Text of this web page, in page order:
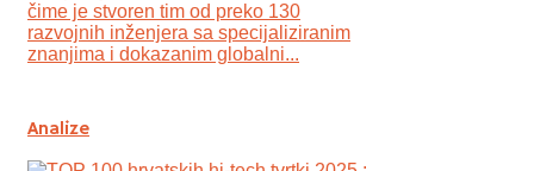
čime je stvoren tim od preko 130
razvojnih inženjera sa specijaliziranim
znanjima i dokazanim globalni...
Analize